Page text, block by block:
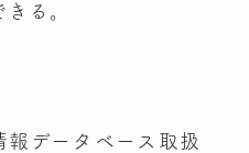
る。
データベース取扱